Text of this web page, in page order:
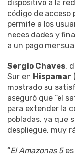
dispositivo a la
código de acceso
permite a los
necesidades y
a un pago
Sergio Chaves,
Sur en Hispamar
mostrado su
aseguró que “el
para extender la
pobladas, ya que
despliegue, muy
“El Amazonas 5es